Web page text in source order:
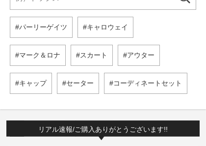
パーリーゲイツ キャロウェイ
マーク＆ロナ スカート アウター
キャップ セーター コーディネートセット
リアル速報/ご購入ありがとうございます!!